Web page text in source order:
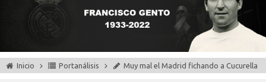
Inicio Portanálisis Muy mal el Madrid fichando a Cucurella